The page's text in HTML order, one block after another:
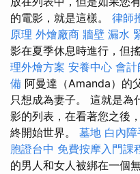
的電影，就是這樣。 律師
原理 外燴廠商 牆壁 漏水
影在夏季休息時進行，但
理外燴方案 安養中心 會計
備 阿曼達（Amanda）的
只想成為妻子。 這就是為
影的列表，在看著您之後
終開始世界。 墓地 白內
胞證台中 免費按摩入門課
的男人和女人被綁在一個